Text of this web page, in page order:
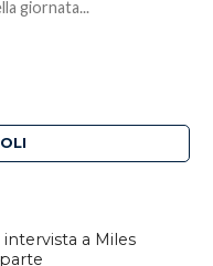
giornata...
a Miles